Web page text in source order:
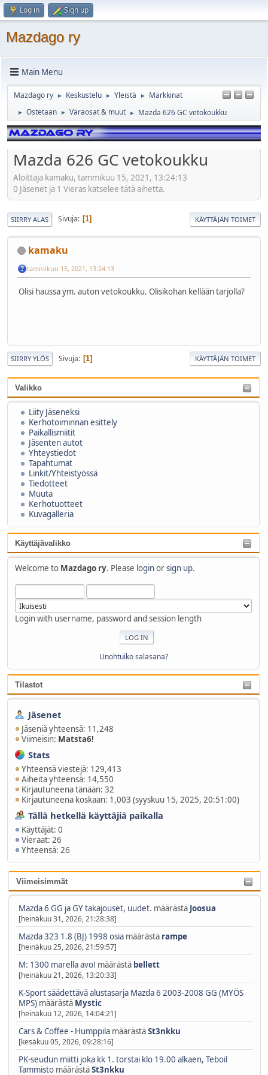
Log in Sign up
Mazdago ry
Main Menu
Mazdago ry ► Keskustelu ► Yleistä ► Markkinat
► Ostetaan ► Varaosat & muut ► Mazda 626 GC vetokoukku
Valikko
Liity Jäseneksi
Kerhotoiminnan esittely
Paikallismiitit
Jäsenten autot
Yhteystiedot
Tapahtumat
Linkit/Yhteistyössä
Tiedotteet
Muuta
Kerhotuotteet
Kuvagalleria
Käyttäjävalikko
Welcome to Mazdago ry. Please loginorsign up.
Login with username, password and session length
Unohtuiko salasana?
Tilastot
Jäsenet
Jäseniä yhteensä: 11,248
Viimeisin: Matsta6!
Stats
Yhteensä viestejä: 129,413
Aiheita yhteensä: 14,550
Kirjautuneena tänään: 32
Kirjautuneena koskaan: 1,003 (syyskuu 15, 2025, 20:51:00)
Tällä hetkellä käyttäjiä paikalla
Käyttäjät: 0
Vieraat: 26
Yhteensä: 26
Viimeisimmät
Mazda 6 GG ja GY takajouset, uudet. määrästä Joosua
[heinäkuu 31, 2026, 21:28:38]
Mazda 323 1.8 (BJ) 1998 osiamäärästä rampe
[heinäkuu 25, 2026, 21:59:57]
M: 1300 marella avo! määrästä bellett
[heinäkuu 21, 2026, 13:20:33]
K-Sport säädettävä alustasarja Mazda 6 2003-2008 GG (MYÖS
MPS)määrästä Mystic
[heinäkuu 12, 2026, 14:04:21]
Cars & Coffee - HumppilamäärästäSt3nkku
[kesäkuu 05, 2026, 09:28:16]
PK-seudun miitti joka kk 1. torstai klo 19.00 alkaen, Teboil
TammistomäärästäSt3nkku
Mazda 626 GC vetokoukku
Aloittaja kamaku, tammikuu 15, 2021, 13:24:13
0 Jäsenet ja 1 Vieras katselee tätä aihetta.
SIIRRY ALAS Sivuja 1 KÄYTTÄJÄN TOIMET
kamaku
tammikuu 15, 2021, 13:24:13
Olisi haussa ym. auton vetokoukku. Olisikohan kellään tarjolla?
SIIRRY YLÖS Sivuja 1 KÄYTTÄJÄN TOIMET